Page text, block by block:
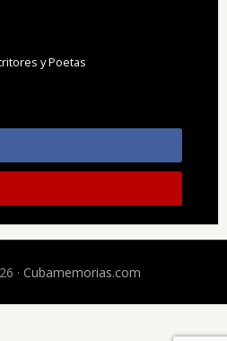
y Poetas
· Cubamemorias.com